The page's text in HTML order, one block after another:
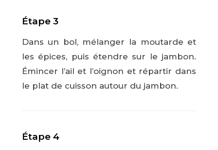
Étape 3
Dans un bol, mélanger la moutarde et
les épices, puis étendre sur le jambon.
Émincer l’ail et l’oignon et répartir dans
le plat de cuisson autour du jambon.
Étape 4